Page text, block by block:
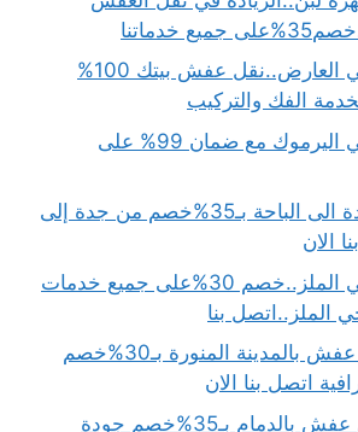
خدماتنا
دينا نقل عفش حي العارض..نقل عفش بيتك 100%
دينا نقل عفش حي اليرموك مع ضمان 99% على
نقل عفش من جدة الى الباحة بـ35%خصم من جدة إلى
الان
دينا نقل عفش حي الملز..خصم 30%على جميع خدمات
بنا
افضل شركة نقل عفش بالمدينة المنورة بـ30%خصم
اتصل بنا الان
ارخص شركة نقل عفش بالدمام بـ35%خصم جودة